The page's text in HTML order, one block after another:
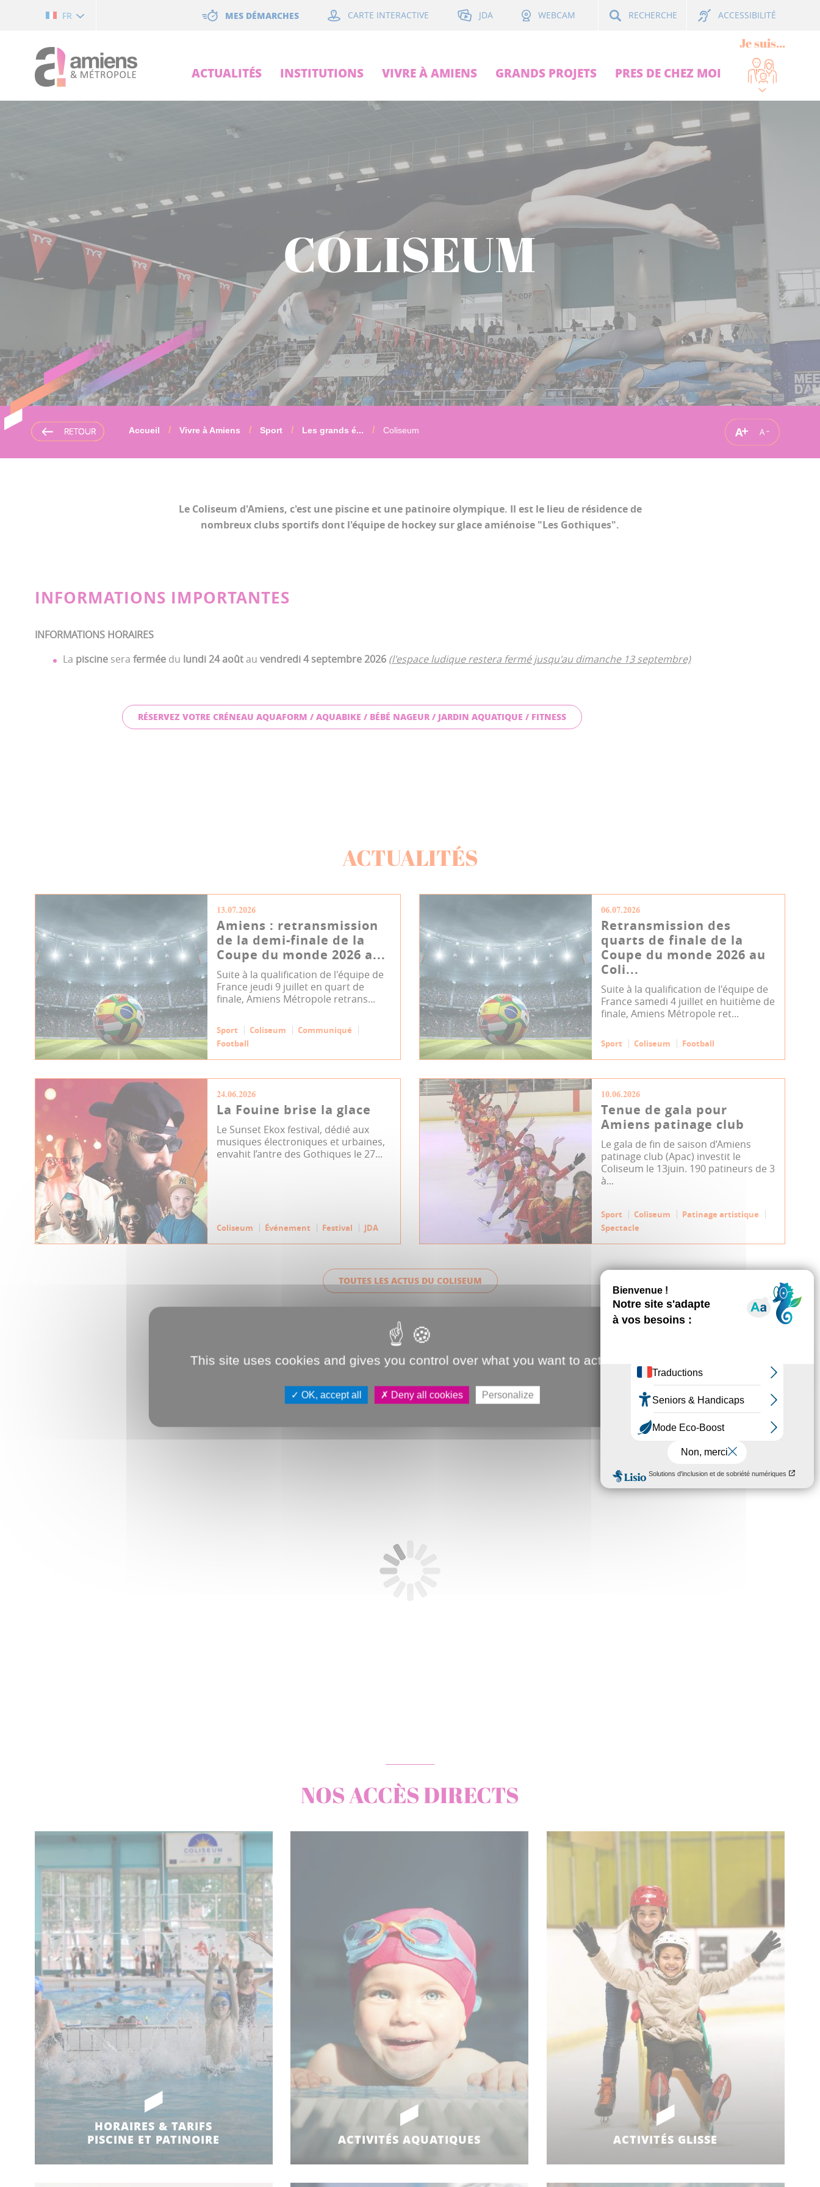
FR MES DÉMARCHES CARTE INTERACTIVE JDA WEBCAM RECHERCHE ACCESSIBILITÉ
ACTUALITÉS INSTITUTIONS VIVRE À AMIENS GRANDS PROJETS PRES DE CHEZ MOI
Je suis...
COLISEUM
RETOUR
RETOUR
RETOUR Accueil Vivre à Amiens Sport Les grands é... Coliseum A A
Le Coliseum d'Amiens, c'est une piscine et une patinoire olympique. Il est le lieu de résidence de
nombreux clubs sportifs dont l'équipe de hockey sur glace amiénoise "Les Gothiques".
INFORMATIONS IMPORTANTES
INFORMATIONS HORAIRES
La piscine sera fermée du lundi 24 aoûtau vendredi 4 septembre 2026 (l'espace ludique restera fermé jusqu'au dimanche 13 septembre)
RÉSERVEZ VOTRE CRÉNEAU AQUAFORM / AQUABIKE / BÉBÉ NAGEUR / JARDIN AQUATIQUE / FITNESS
ACTUALITÉS
13.07.2026
Amiens : retransmission
de la demi-finale de la
Coupe du monde 2026 a...
Suite à la qualification de l'équipe de
France jeudi 9 juillet en quart de
finale, Amiens Métropole retrans...
Sport Coliseum
Communiqué
Football
06.07.2026
Retransmission des
quarts de finale de la
Coupe du monde 2026 au
Coli...
Suite à la qualification de l'équipe de
France samedi 4 juillet en huitième de
finale, Amiens Métropole ret...
Sport Coliseum Football
24.06.2026
La Fouine brise la glace
Le Sunset Ekox festival, dédié aux
musiques électroniques et urbaines,
envahit l’antre des Gothiques le 27...
Coliseum Événement Festival JDA
10.06.2026
Tenue de gala pour
Amiens patinage club
Le gala de fin de saison d’Amiens
patinage club (Apac) investit le
Coliseum le 13juin. 190 patineurs de 3
à...
Sport Coliseum
Patinage artistique
Spectacle
TOUTES LES ACTUS DU COLISEUM
L'AGENDA DU COLISEUM
NOS ACCÈS DIRECTS
HORAIRES & TARIFS
PISCINE ET PATINOIRE
ACTIVITÉS AQUATIQUES ACTIVITÉS GLISSE
This site uses cookies and gives you control over what you want to activate
OK, accept all Deny all cookies Personalize